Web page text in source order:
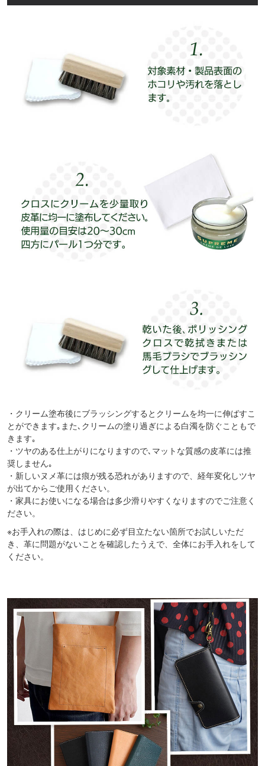
・クリーム塗布後にブラッシングするとクリームを均一に伸ばすこ
とができます｡また､クリームの塗り過ぎによる白濁を防ぐこともで
きます｡
・ツヤのある仕上がりになりますので､マットな質感の皮革には推
奨しません｡
・新しいヌメ革には痕が残る恐れがありますので、経年変化しツヤ
が出てからご使用ください。
・家具にお使いになる場合は多少滑りやすくなりますのでご注意く
ださい。
※お手入れの際は、はじめに必ず目立たない箇所でお試しいただ
き、革に問題がないことを確認したうえで、全体にお手入れをして
ください。